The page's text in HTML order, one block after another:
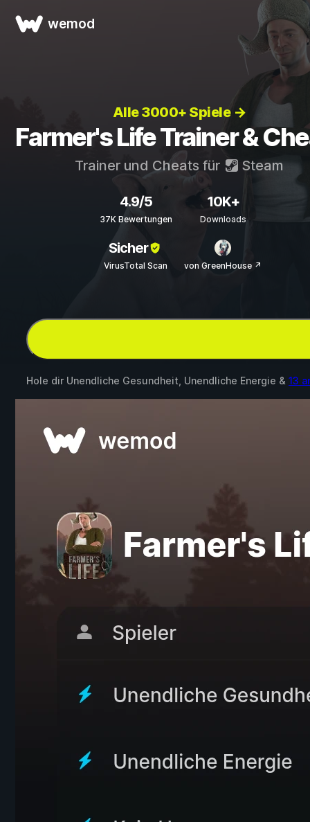
wemod
Alle 3000+ Spiele →
Farmer's Life Trainer &
Trainer und Cheats für Steam
4.9/5
37K Bewertungen
10K+
Downloads
Sicher
VirusTotal Scan von GreenHouse ↗
Hole dir Unendliche Gesundheit, Unendliche Energie & 13